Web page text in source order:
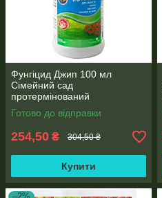
Фунгіцид Джип 100 мл
Сімейний сад
протермінований
Готово до відправки
254,50 ₴ 304,50 ₴
Купити